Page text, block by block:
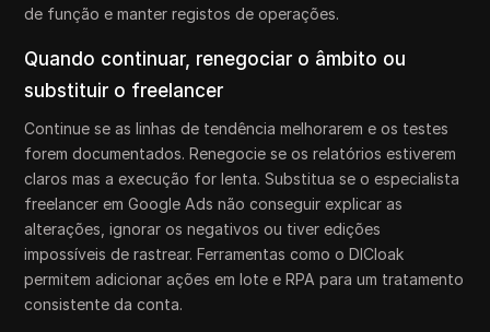
de função e manter registos de operações.
Quando continuar, renegociar o âmbito ou
substituir o freelancer
Continue se as linhas de tendência melhorarem e os testes
forem documentados. Renegocie se os relatórios estiverem
claros mas a execução for lenta. Substitua se o especialista
freelancer em Google Ads não conseguir explicar as
alterações, ignorar os negativos ou tiver edições
impossíveis de rastrear. Ferramentas como o DICloak
permitem adicionar ações em lote e RPA para um tratamento
consistente da conta.